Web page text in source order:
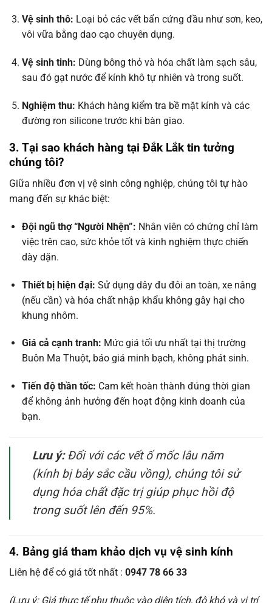
Vệ sinh thô: Loại bỏ các vết bẩn cứng đầu như sơn, keo,
vôi vữa bằng dao cạo chuyên dụng.
Vệ sinh tinh: Dùng bông thỏ và hóa chất làm sạch sâu,
sau đó gạt nước để kính khô tự nhiên và trong suốt.
Nghiệm thu: Khách hàng kiểm tra bề mặt kính và các
đường ron silicone trước khi bàn giao.
3. Tại sao khách hàng tại Đắk Lắk tin tưởng
chúng tôi?
Giữa nhiều đơn vị vệ sinh công nghiệp, chúng tôi tự hào
mang đến sự khác biệt:
Đội ngũ thợ “Người Nhện”: Nhân viên có chứng chỉ làm
việc trên cao, sức khỏe tốt và kinh nghiệm thực chiến
dày dặn.
Thiết bị hiện đại: Sử dụng dây đu đôi an toàn, xe nâng
(nếu cần) và hóa chất nhập khẩu không gây hại cho
khung nhôm.
Giá cả cạnh tranh: Mức giá tối ưu nhất tại thị trường
Buôn Ma Thuột, báo giá minh bạch, không phát sinh.
Tiến độ thần tốc: Cam kết hoàn thành đúng thời gian
để không ảnh hưởng đến hoạt động kinh doanh của
bạn.
Lưu ý:Đối với các vết ố mốc lâu năm
(kính bị bảy sắc cầu vồng), chúng tôi sử
dụng hóa chất đặc trị giúp phục hồi độ
trong suốt lên đến 95%.
4. Bảng giá tham khảo dịch vụ vệ sinh kính
Liên hệ để có giá tốt nhất : 0947 78 66 33
(Lưu ý: Giá thực tế phụ thuộc vào diện tích, độ khó và vị trí